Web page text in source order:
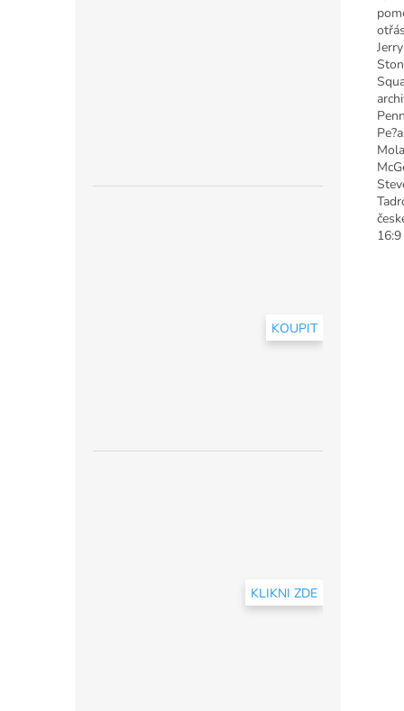
KOUPIT
KLIKNI ZDE